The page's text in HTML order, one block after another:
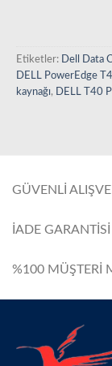
Etiketler: Dell Data
DELL PowerEdge
kaynağı, DELL T40
GÜVENLİ
İADE GARANTİSİ
%100 MÜŞTERİ